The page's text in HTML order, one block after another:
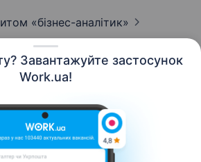
Завантажуйте застосунок
Work.ua!
«бізнес-аналітик»